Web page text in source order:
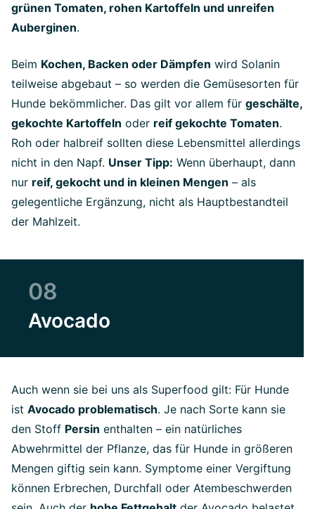
grünen Tomaten, rohen Kartoffeln und unreifen
Auberginen.
Beim Kochen, Backen oder Dämpfen wird Solanin
teilweise abgebaut – so werden die Gemüsesorten für
Hunde bekömmlicher. Das gilt vor allem für geschälte,
gekochte Kartoffeln oder reif gekochte Tomaten.
Roh oder halbreif sollten diese Lebensmittel allerdings
nicht in den Napf. Unser Tipp: Wenn überhaupt, dann
nur reif, gekocht und in kleinen Mengen – als
gelegentliche Ergänzung, nicht als Hauptbestandteil
der Mahlzeit.
08
Avocado
Auch wenn sie bei uns als Superfood gilt: Für Hunde
ist Avocado problematisch. Je nach Sorte kann sie
den Stoff Persin enthalten – ein natürliches
Abwehrmittel der Pflanze, das für Hunde in größeren
Mengen giftig sein kann. Symptome einer Vergiftung
können Erbrechen, Durchfall oder Atembeschwerden